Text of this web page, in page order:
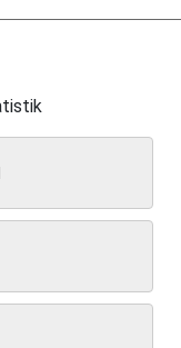
Einstellungen